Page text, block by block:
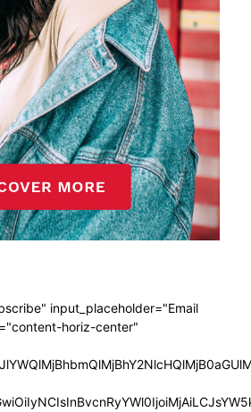
input_placeholder="Email
horiz-center"